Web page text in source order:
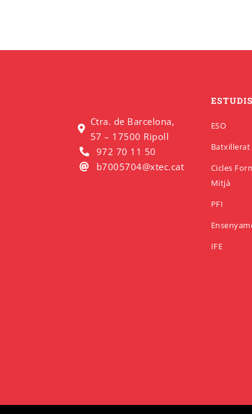
Ctra. de Barcelona,
57 – 17500 Ripoll
972 70 11 50
b7005704@xtec.cat
ESTUDIS
ESO
Batxillerat
Cicles
Mitjà
PFI
IFE